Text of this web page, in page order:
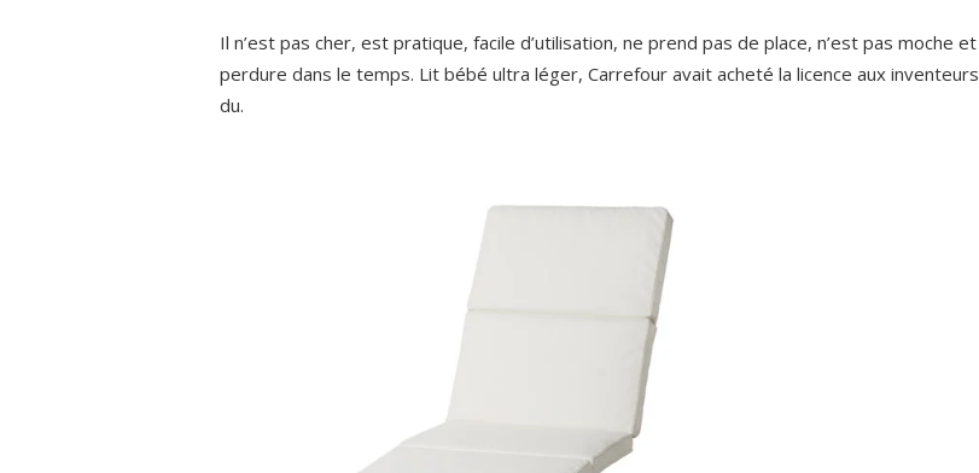
Il n’est pas cher, est pratique, facile d’utilisation, ne prend pas de place, n’est pas moche et
perdure dans le temps. Lit bébé ultra léger, Carrefour avait acheté la licence aux inventeurs
du.